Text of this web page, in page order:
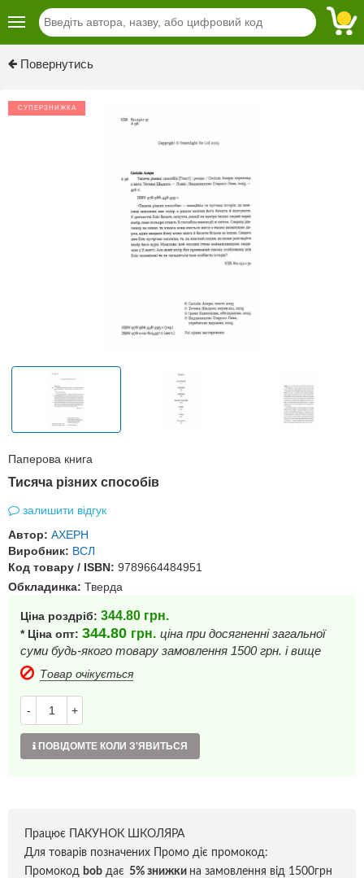
Повернутись
СУПЕРЗНИЖКА
Паперова книга
Тисяча різних способів
залишити відгук
Автор: АХЕРН
Виробник: ВСЛ
Код товару / ISBN: 9789664484951
Обкладинка: Тверда
Ціна роздріб: 344.80 грн.
* Ціна опт: 344.80 грн. ціна при досягненні загальної
суми будь-якого товару замовлення 1500 грн. і вище
Товар очікується
- +
ПОВІДОМТЕ КОЛИ З'ЯВИТЬСЯ
Працює ПАКУНОК ШКОЛЯРА
Для товарів позначених Промо діє промокод:
Промокод bob дає 5% знижки на замовлення від 1500грн